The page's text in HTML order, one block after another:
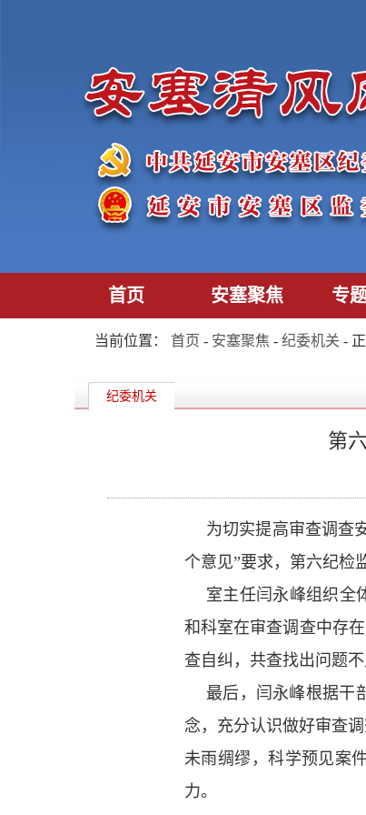
首页 安塞聚焦 专
当前位置： 首页 - 安塞聚焦 - 纪委机关 -
纪委机关
第
为切实提高审查调查
个意见”要求，第六纪检
室主任闫永峰组织全
和科室在审查调查中存
查自纠，共查找出问题
最后，闫永峰根据干
念，充分认识做好审查
未雨绸缪，科学预见案
力。